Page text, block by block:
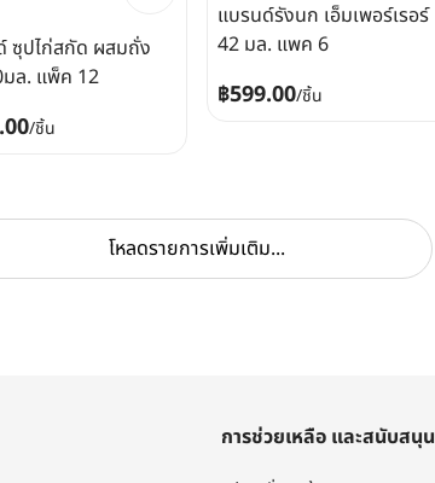
ซุปไก่สกัด ผสมถั่ง
มล. แพ็ค 12
/ชิ้น
แบรนด์รังนก เอ็มเพอร์เรอร์
42 มล. แพค 6
฿599.00/ชิ้น
โหลดรายการเพิ่มเติม...
การช่วยเหลือ และสนับสนุน